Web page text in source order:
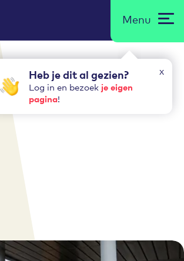
x
Heb je dit al gezien?
Log in en bezoek je eigen
pagina!
Menu